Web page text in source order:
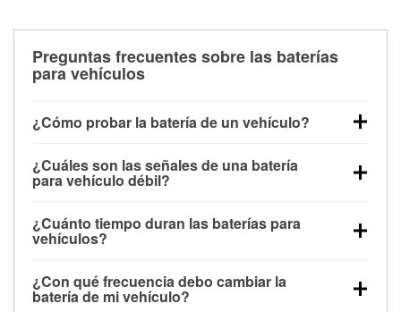
Preguntas frecuentes sobre las baterías
para vehículos
¿Cómo probar la batería de un vehículo?
maneras. El método más rápido es utilizar un
multímetro: con el vehículo apagado, conecta los
voltaje: una batería en buen estado y totalmente
cargada debería indicar unos 12.6 voltios. Es
importante saber que las baterías descargadas a
veces pueden mostrar una carga completa, y un
¿Cuáles son las señales de una batería
para vehículo débil?
advertencia. Un arranque lento del motor, faros
tenues, chasquidos al girar la llave o luces de
que la batería tiene una potencia de carga débil.
¿Cuánto tiempo duran las baterías para
vehículos?
entre 3 y 5 años. La duración exacta depende de los
¿Con qué frecuencia debo cambiar la
batería de mi vehículo?